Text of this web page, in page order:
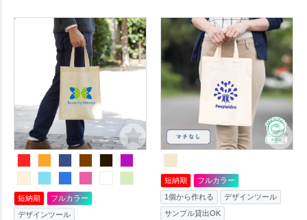
す。ノベルティグッズとして
はもちろん展示会やセミナー
でのカタログ用バッグや、カ
フェやショップの物販品まで
幅広い用途で大人気の定番商
品です。薄手ながらマチ付き
でしっかりしたつくりなので
日常使いにもおすすめ。印刷
可能な面積が広いので、オリ
ジナルのデザインがしっかり
印刷できます。
短納期
フルカラー
デザインツール
短納期
フルカラー
1個から作れる
デザインツール
サンプル貸出OK